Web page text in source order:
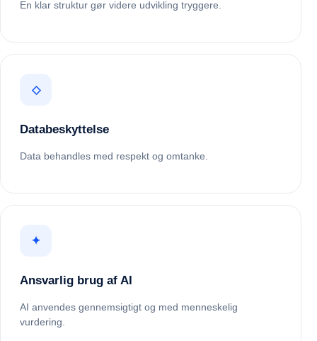
En klar struktur gør videre udvikling tryggere.
◇
Databeskyttelse
Data behandles med respekt og omtanke.
✦
Ansvarlig brug af AI
AI anvendes gennemsigtigt og med menneskelig
vurdering.